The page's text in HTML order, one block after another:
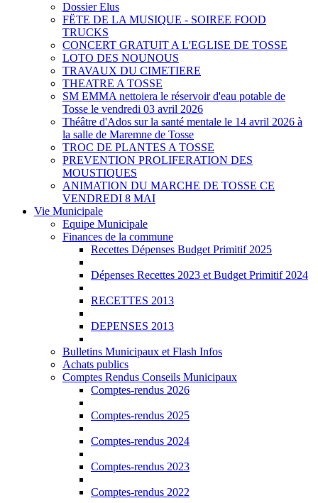
Dossier Elus
FËTE DE LA MUSIQUE - SOIREE FOOD
TRUCKS
CONCERT GRATUIT A L'EGLISE DE TOSSE
LOTO DES NOUNOUS
TRAVAUX DU CIMETIERE
THEATRE A TOSSE
SM EMMA nettoiera le réservoir d'eau potable de
Tosse le vendredi 03 avril 2026
Théâtre d'Ados sur la santé mentale le 14 avril 2026 à
la salle de Maremne de Tosse
TROC DE PLANTES A TOSSE
PREVENTION PROLIFERATION DES
MOUSTIQUES
ANIMATION DU MARCHE DE TOSSE CE
VENDREDI 8 MAI
Vie Municipale
Equipe Municipale
Finances de la commune
Recettes Dépenses Budget Primitif 2025
Dépenses Recettes 2023 et Budget Primitif 2024
RECETTES 2013
DEPENSES 2013
Bulletins Municipaux et Flash Infos
Achats publics
Comptes Rendus Conseils Municipaux
Comptes-rendus 2026
Comptes-rendus 2025
Comptes-rendus 2024
Comptes-rendus 2023
Comptes-rendus 2022